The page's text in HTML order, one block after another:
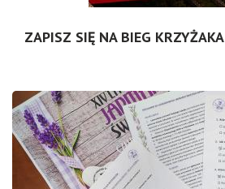
ZAPISZ SIĘ NA BIEG KRZYŻAKA